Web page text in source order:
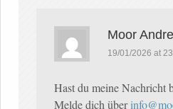
Moor
19/01/2026 at
Hast du meine Nachricht
Melde dich über